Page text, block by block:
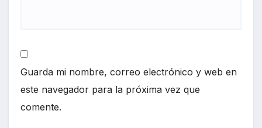
Guarda mi nombre, correo electrónico y web en
este navegador para la próxima vez que
comente.